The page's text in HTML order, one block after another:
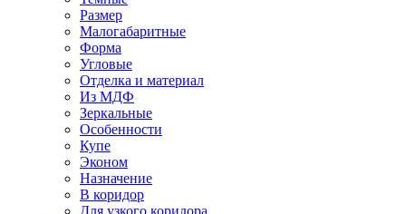
Размер
Малогабаритные
Форма
Угловые
Отделка и материал
Из МДФ
Зеркальные
Особенности
Купе
Эконом
Назначение
В коридор
Для узкого коридора